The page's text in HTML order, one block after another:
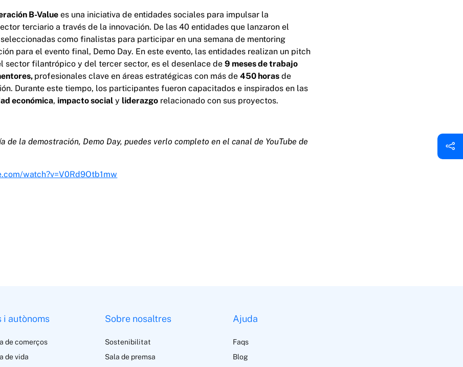
B-Value es una iniciativa de entidades sociales para impulsar la
terciario a través de la innovación. De las 40 entidades que lanzaron el
como finalistas para participar en una semana de mentoring
para el evento final, Demo Day. En este evento, las entidades realizan un pitch
sector filantrópico y del tercer sector, es el desenlace de9 meses de trabajo
profesionales clave en áreas estratégicas con más de450 horas de
Durante este tiempo, los participantes fueron capacitados e inspirados en las
económica, impacto social y liderazgo relacionado con sus proyectos.
de la demostración, Demo Day, puedes verlo completo en el canal de YouTube de
watch?v=V0Rd9Otb1mw
i autònoms
de comerços
de vida
Sobre nosaltres
Sostenibilitat
Sala de premsa
Ajuda
Faqs
Blog